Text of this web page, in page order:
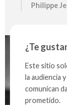
Philippe
¿Te
Este sitio
la audiencia
comunican
prometido.